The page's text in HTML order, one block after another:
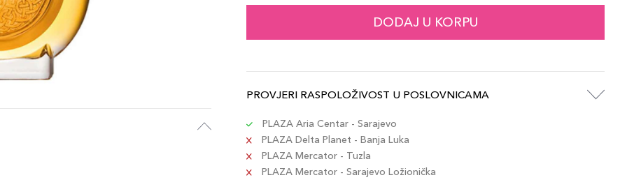
DODAJ U KORPU
PROVJERI RASPOLOŽIVOST U POSLOVNICAMA
PLAZA Aria Centar - Sarajevo
PLAZA Delta Planet - Banja Luka
PLAZA Mercator - Tuzla
PLAZA Mercator - Sarajevo Ložionička